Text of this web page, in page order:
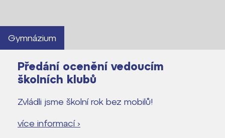
Gymnázium
Předání ocenění vedoucím
školních klubů
Zvládli jsme školní rok bez mobilů!
více informací ›